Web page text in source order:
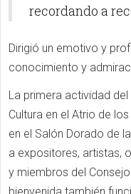
recordando a
Dirigió un emotivo y
conocimiento y
La primera actividad
Cultura en el Atrio de
en el Salón Dorado de
a expositores, artistas,
y miembros del